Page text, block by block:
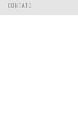
CONTATO